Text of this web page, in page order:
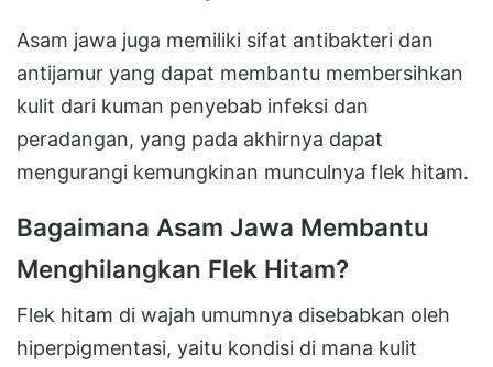
Asam jawa juga memiliki sifat antibakteri dan
antijamur yang dapat membantu membersihkan
kulit dari kuman penyebab infeksi dan
peradangan, yang pada akhirnya dapat
mengurangi kemungkinan munculnya flek hitam.
Bagaimana Asam Jawa Membantu
Menghilangkan Flek Hitam?
Flek hitam di wajah umumnya disebabkan oleh
hiperpigmentasi, yaitu kondisi di mana kulit